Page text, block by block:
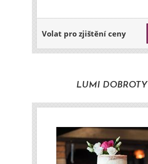
Volat pro zjištění ceny
LUMI DOBROTY